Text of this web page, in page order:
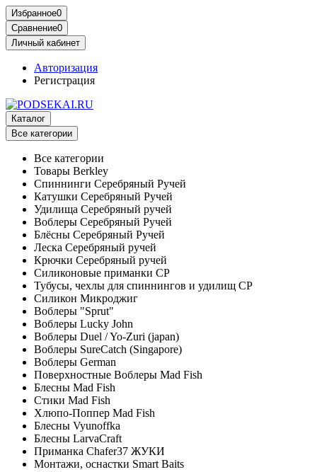
Избранное0
Сравнение0
Личный кабинет
Авторизация
Регистрация
Каталог
Все категории
Все категории
Товары Berkley
Спиннинги Серебряный Ручей
Катушки Серебряный Ручей
Удилища Серебряный ручей
Воблеры Серебряный Ручей
Блёсны Серебряный Ручей
Леска Серебряный ручей
Крючки Серебряный ручей
Силиконовые приманки СР
Тубусы, чехлы для спиннингов и удилищ СР
Силикон Микроджиг
Воблеры "Sprut"
Воблеры Lucky John
Воблеры Duel / Yo-Zuri (japan)
Воблеры SureCatch (Singapore)
Воблеры German
Поверхностные Воблеры Mad Fish
Блесны Mad Fish
Стики Mad Fish
Хлюпо-Поппер Mad Fish
Блесны Vyunoffka
Блесны LarvaCraft
Приманка Chafer37 ЖУКИ
Монтажи, оснастки Smart Baits